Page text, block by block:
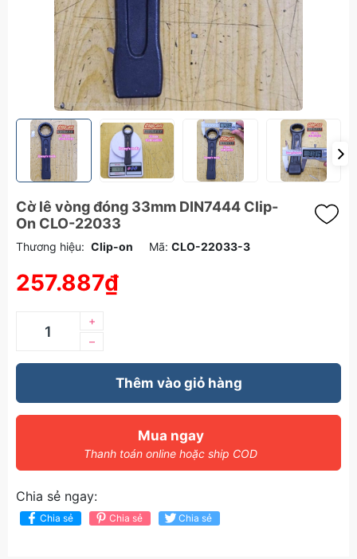
Cờ lê vòng đóng 33mm DIN7444 Clip-
On CLO-22033
Thương hiệu: Clip-on Mã: CLO-22033-3
257.887₫
–
+
Thêm vào giỏ hàng
Mua ngay
Thanh toán online hoặc ship COD
Chia sẻ ngay:
Chia sẻ Chia sẻ Chia sẻ